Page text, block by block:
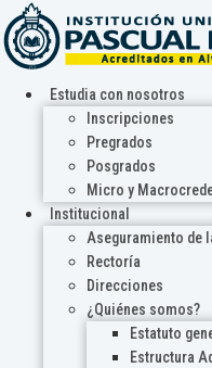
Estudia con nosotros
Inscripciones
Pregrados
Posgrados
Micro y
Institucional
Aseguramiento de
Rectoría
Direcciones
¿Quiénes somos?
Estatuto
Estructura